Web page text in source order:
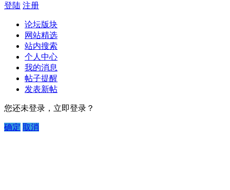
登陆 注册
论坛版块
网站精选
站内搜索
个人中心
我的消息
帖子提醒
发表新帖
您还未登录，立即登录？
确定 取消